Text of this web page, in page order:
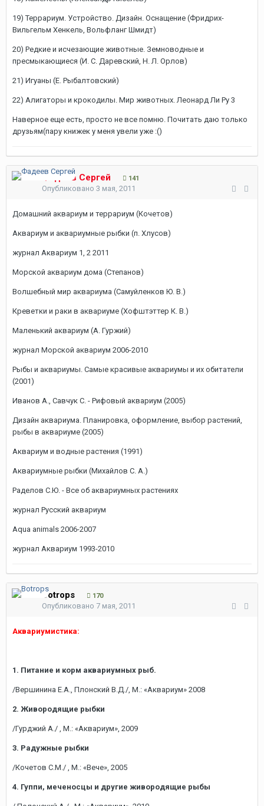
19) Террариум. Устройство. Дизайн. Оснащение (Фридрих-
Вильгельм Хенкель, Вольфланг Шмидт)
20) Редкие и исчезающие животные. Земноводные и
пресмыкающиеся (И. С. Даревский, Н. Л. Орлов)
21) Игуаны (Е. Рыбалтовский)
22) Алигаторы и крокодилы. Мир животных. Леонард Ли Ру 3
Наверное еще есть, просто не все помню. Почитать даю только
друзьям(пару книжек у меня увели уже :()
Фадеев Сергей 141
Опубликовано 3 мая, 2011
Домашний аквариум и террариум (Кочетов)
Аквариум и аквариумные рыбки (п. Хлусов)
журнал Аквариум 1, 2 2011
Морской аквариум дома (Степанов)
Волшебный мир аквариума (Самуйленков Ю. В.)
Креветки и раки в аквариуме (Хофштэттер К. В.)
Маленький аквариум (А. Гуржий)
журнал Морской аквариум 2006-2010
Рыбы и аквариумы. Самые красивые аквариумы и их обитатели
(2001)
Иванов А., Савчук С. - Рифовый аквариум (2005)
Дизайн аквариума. Планировка, оформление, выбор растений,
рыбы в аквариуме (2005)
Аквариум и водные растения (1991)
Аквариумные рыбки (Михайлов С. А.)
Раделов С.Ю. - Все об аквариумных растениях
журнал Русский аквариум
Aqua animals 2006-2007
журнал Аквариум 1993-2010
Botrops 170
Опубликовано 7 мая, 2011
Аквариумистика:
1. Питание и корм аквариумных рыб.
/Вершинина Е.А., Плонский В.Д./, М.: «Аквариум» 2008
2. Живородящие рыбки
/Гурджий А./ , М.: «Аквариум», 2009
3. Радужные рыбки
/Кочетов С.М./ , М.: «Вече», 2005
4. Гуппи, меченосцы и другие живородящие рыбы